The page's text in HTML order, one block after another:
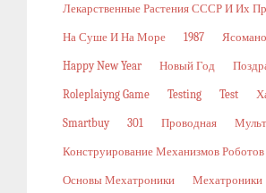
Лекарственные Растения СССР И Их
На Суше И На Море 1987
Happy New Year Новый Год
Roleplaiyng Game Testing Test
Smartbuy 301 Проводная
Конструирование Механизмов Роботов
Основы Мехатроники Мехатроники